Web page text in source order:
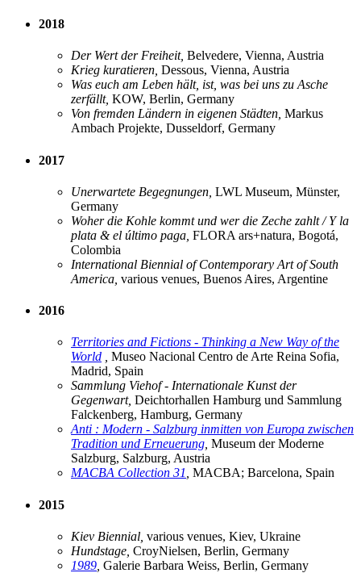
2018
Der Wert der Freiheit, Belvedere, Vienna, Austria
Krieg kuratieren, Dessous, Vienna, Austria
Was euch am Leben hält, ist, was bei uns zu Asche
zerfällt, KOW, Berlin, Germany
Von fremden Ländern in eigenen Städten, Markus
Ambach Projekte, Dusseldorf, Germany
2017
Unerwartete Begegnungen, LWL Museum, Münster,
Germany
Woher die Kohle kommt und wer die Zeche zahlt / Y la
plata & el último paga, FLORA ars+natura, Bogotá,
Colombia
International Biennial of Contemporary Art of South
America, various venues, Buenos Aires, Argentine
2016
Territories and Fictions - Thinking a New Way of the
World
Museo Nacional Centro de Arte Reina Sofia,
Madrid, Spain
Sammlung Viehof - Internationale Kunst der
Gegenwart, Deichtorhallen Hamburg und Sammlung
Falckenberg, Hamburg, Germany
Anti : Modern - Salzburg inmitten von Europa zwischen
Tradition und Erneuerung Museum der Moderne
Salzburg, Salzburg, Austria
MACBA Collection 31 MACBA; Barcelona, Spain
2015
Kiev Biennial, various venues, Kiev, Ukraine
Hundstage, CroyNielsen, Berlin, Germany
1989 Galerie Barbara Weiss, Berlin, Germany